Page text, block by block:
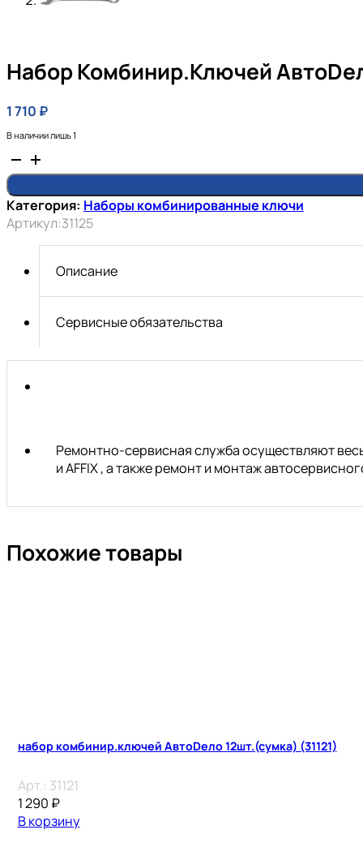
Набор Комбинир.ключей
1 710 ₽
В наличии лишь 1
Количество
товара
Набор
комбинир.ключей
АвтоDело
СУПЕР
Категория: Наборы комбинированные ключи
Артикул:31125
Описание
Сервисные обязательства
Ремонтно-сервисная служба осуществляют
и AFFIX , а также ремонт и монтаж
Похожие товары
набор комбинир.ключей АвтоDело 12шт.(сумка) (31121)
Арт.: 31121
1 290 ₽
В корзину